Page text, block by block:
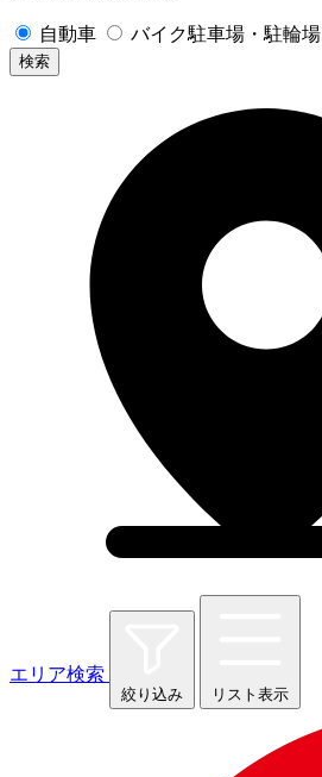
自動車 バイク駐車場・駐輪場
検索
エリア検索
絞り込み リスト表示